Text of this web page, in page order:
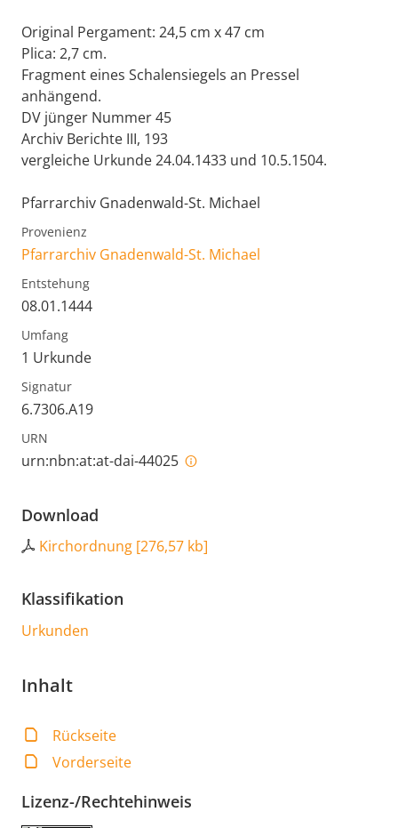
Original Pergament: 24,5 cm x 47 cm
Plica: 2,7 cm.
Fragment eines Schalensiegels an Pressel
anhängend.
DV jünger Nummer 45
Archiv Berichte III, 193
vergleiche Urkunde 24.04.1433 und 10.5.1504.
Pfarrarchiv Gnadenwald-St. Michael
Provenienz
Pfarrarchiv Gnadenwald-St. Michael
Entstehung
08.01.1444
Umfang
1 Urkunde
Signatur
6.7306.A19
URN
urn:nbn:at:at-dai-44025
Download
Kirchordnung [276,57 kb]
Klassifikation
Urkunden
Inhalt
Rückseite
Vorderseite
Lizenz-/Rechtehinweis